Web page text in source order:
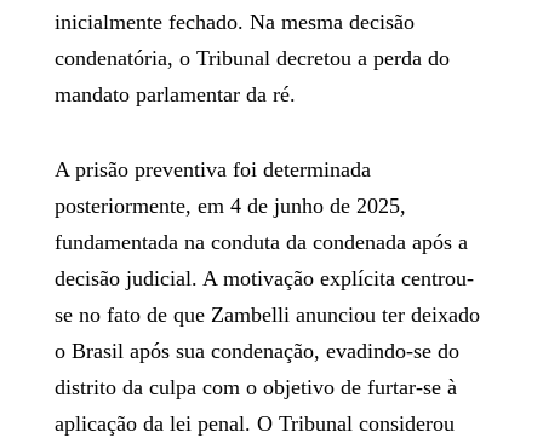
inicialmente fechado. Na mesma decisão
condenatória, o Tribunal decretou a perda do
mandato parlamentar da ré.
A prisão preventiva foi determinada
posteriormente, em 4 de junho de 2025,
fundamentada na conduta da condenada após a
decisão judicial. A motivação explícita centrou-
se no fato de que Zambelli anunciou ter deixado
o Brasil após sua condenação, evadindo-se do
distrito da culpa com o objetivo de furtar-se à
aplicação da lei penal. O Tribunal considerou